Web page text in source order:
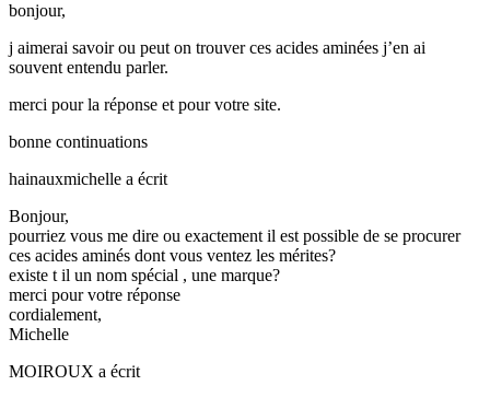
bonjour,
j aimerai savoir ou peut on trouver ces acides aminées j’en ai
souvent entendu parler.
merci pour la réponse et pour votre site.
bonne continuations
hainauxmichelle a écrit
Bonjour,
pourriez vous me dire ou exactement il est possible de se procurer
ces acides aminés dont vous ventez les mérites?
existe t il un nom spécial , une marque?
merci pour votre réponse
cordialement,
Michelle
MOIROUX a écrit